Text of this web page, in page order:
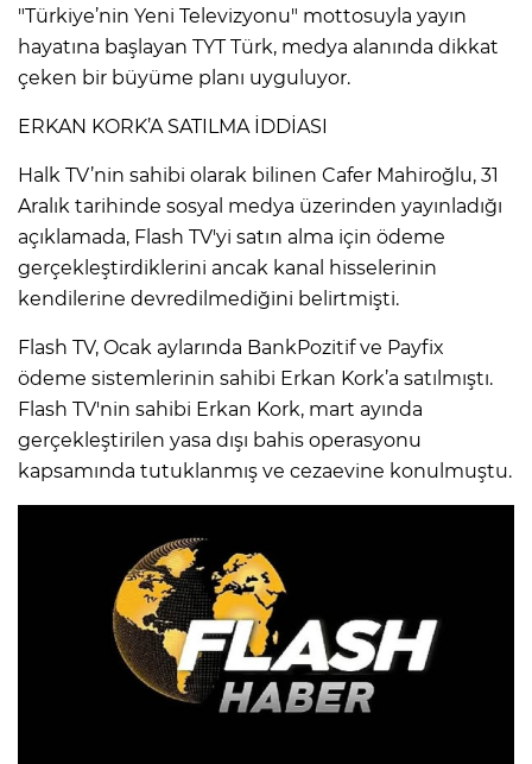
"Türkiye’nin Yeni Televizyonu" mottosuyla yayın
hayatına başlayan TYT Türk, medya alanında dikkat
çeken bir büyüme planı uyguluyor.
ERKAN KORK’A SATILMA İDDİASI
Halk TV’nin sahibi olarak bilinen Cafer Mahiroğlu, 31
Aralık tarihinde sosyal medya üzerinden yayınladığı
açıklamada, Flash TV'yi satın alma için ödeme
gerçekleştirdiklerini ancak kanal hisselerinin
kendilerine devredilmediğini belirtmişti.
Flash TV, Ocak aylarında BankPozitif ve Payfix
ödeme sistemlerinin sahibi Erkan Kork’a satılmıştı.
Flash TV'nin sahibi Erkan Kork, mart ayında
gerçekleştirilen yasa dışı bahis operasyonu
kapsamında tutuklanmış ve cezaevine konulmuştu.